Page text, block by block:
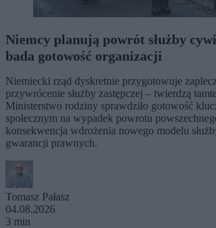
Niemcy planują powrót służby
bada gotowość organizacji
Niemiecki rząd dyskretnie przygotowuje
przywrócenie służby zastępczej – twierdzą
Ministerstwo rodziny sprawdziło gotowość
społecznym na wypadek powrotu
konsekwencja wdrożenia nowego modelu
gwarancji prawnych.
Tomasz Pałasz
04.08.2026
3 min